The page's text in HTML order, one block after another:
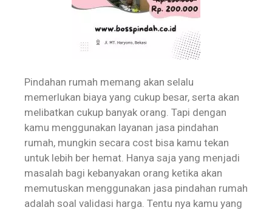
Pindahan rumah memang akan selalu
memerlukan biaya yang cukup besar, serta akan
melibatkan cukup banyak orang. Tapi dengan
kamu menggunakan layanan jasa pindahan
rumah, mungkin secara cost bisa kamu tekan
untuk lebih ber hemat. Hanya saja yang menjadi
masalah bagi kebanyakan orang ketika akan
memutuskan menggunakan jasa pindahan rumah
adalah soal validasi harga. Tentu nya kamu yang